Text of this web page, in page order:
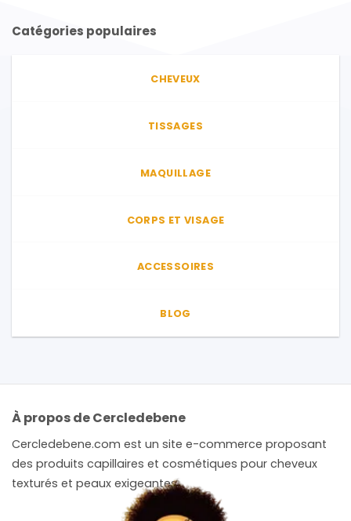
Catégories populaires
CHEVEUX
TISSAGES
MAQUILLAGE
CORPS ET VISAGE
ACCESSOIRES
BLOG
À propos de Cercledebene
Cercledebene.com est un site e-commerce proposant
des produits capillaires et cosmétiques pour cheveux
texturés et peaux exigeantes.